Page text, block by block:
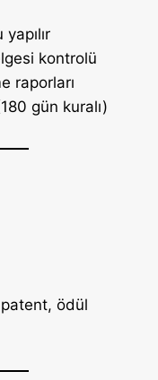
kontrolü
raporları
gün kuralı)
patent, ödül